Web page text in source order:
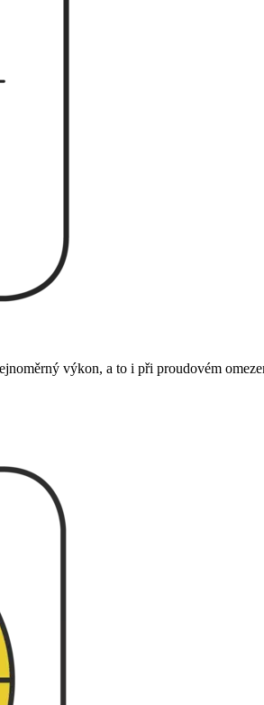
výkon, a to i při proudovém